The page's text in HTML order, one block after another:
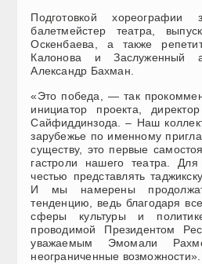
Подготовкой хореографии
балетмейстер театра,
Оскенбаева, а также
Калонова и Заслуженный
Александр Бахман.
«Это победа, — так
инициатор проекта,
Сайфиддинзода. – Наш
зарубежье по именному
существу, это первые
гастроли нашего театра.
честью представлять
И мы намерены
тенденцию, ведь благодаря
сферы культуры и
проводимой Президентом
уважаемым Эмомали
неограниченные возможности».